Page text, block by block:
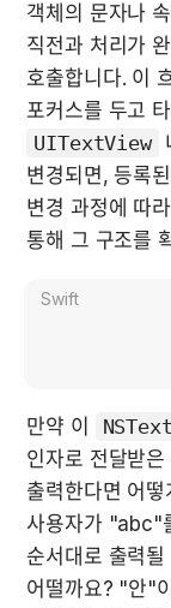
객체의 문자나
직전과 처리가
호출합니다. 이
UITextView
변경되면, 등록된
변경 과정에 따
통해 그 구조를
Swift
만약 이
인자로 전달받은
출력한다면 어
사용자가
순서대로 출력
어떨까요? "안"